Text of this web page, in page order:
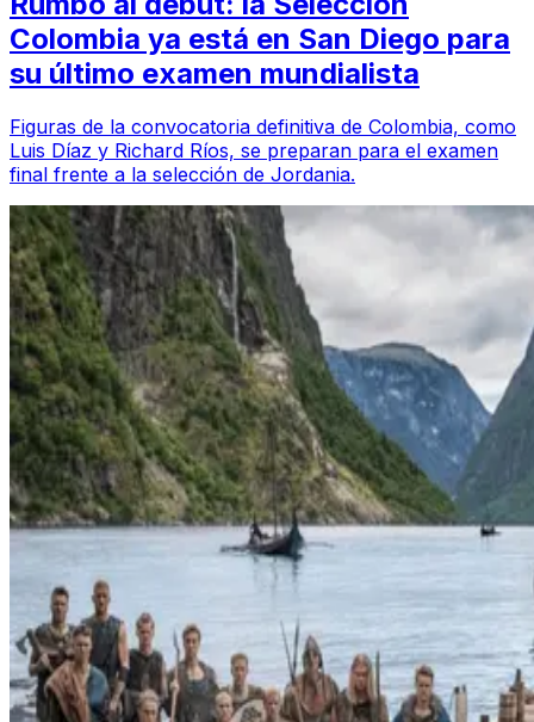
Colombia ya está en San Diego para
su último examen mundialista
Figuras de la convocatoria definitiva de Colombia, como
Luis Díaz y Richard Ríos, se preparan para el examen
final frente a la selección de Jordania.